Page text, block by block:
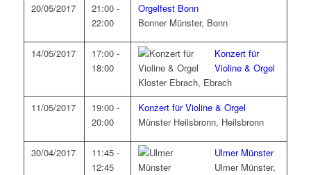
20/05/2017
21:00 -
22:00
Orgelfest Bonn
Bonner Münster, Bonn
14/05/2017
17:00 -
18:00
Konzert für
Violine & Orgel
Kloster Ebrach, Ebrach
11/05/2017
19:00 -
20:00
Konzert für Violine & Orgel
Münster Heilsbronn, Heilsbronn
30/04/2017
11:45 -
12:45
Ulmer Münster
Ulmer Münster,